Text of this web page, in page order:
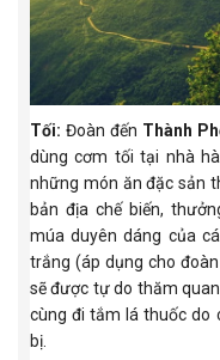
Tối: Đoàn đến Thành
dùng cơm tối tại nhà
những món ăn đặc sản
bản địa chế biến,
múa duyên dáng của
trắng (áp dụng cho
sẽ được tự do thăm
cùng đi tắm lá thuốc do
bị.